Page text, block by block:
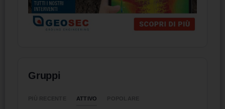
Gruppi
ATTIVO